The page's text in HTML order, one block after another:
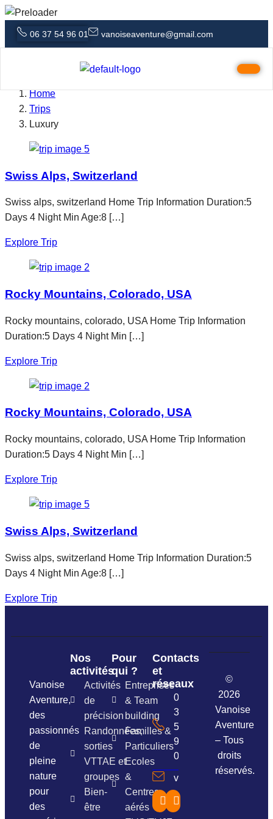
06 37 54 96 01 vanoiseaventure@gmail.com
Home
Trips
Luxury
Swiss Alps, Switzerland
Swiss alps, switzerland Home Trip Information Duration:5
Days 4 Night Min Age:8 […]
Explore Trip
Rocky Mountains, Colorado, USA
Rocky mountains, colorado, USA Home Trip Information
Duration:5 Days 4 Night Min […]
Explore Trip
Rocky Mountains, Colorado, USA
Rocky mountains, colorado, USA Home Trip Information
Duration:5 Days 4 Night Min […]
Explore Trip
Swiss Alps, Switzerland
Swiss alps, switzerland Home Trip Information Duration:5
Days 4 Night Min Age:8 […]
Explore Trip
Vanoise
Aventure,
des
passionnés
de
pleine
nature
pour
des
Nos
activités
Activités
de
précision
Randonnées,
sorties
VTTAE et
groupes
Bien-
être
Pour
qui ?
Entreprises
& Team
building
Familles &
Particuliers
Ecoles
&
Centres
aérés
Contacts
et
réseaux
06
37
54
96
01
Facebook
©
2026
Vanoise
Aventure
– Tous
droits
réservés.